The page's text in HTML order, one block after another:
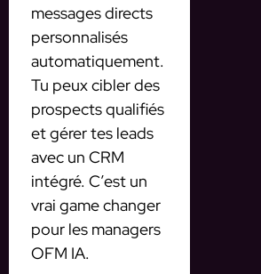
messages directs
personnalisés
automatiquement.
Tu peux cibler des
prospects qualifiés
et gérer tes leads
avec un CRM
intégré. C’est un
vrai game changer
pour les managers
OFM IA.